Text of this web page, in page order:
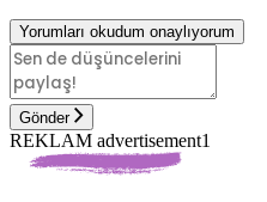
Yorumları okudum onaylıyorum
Gönder
REKLAM advertisement1